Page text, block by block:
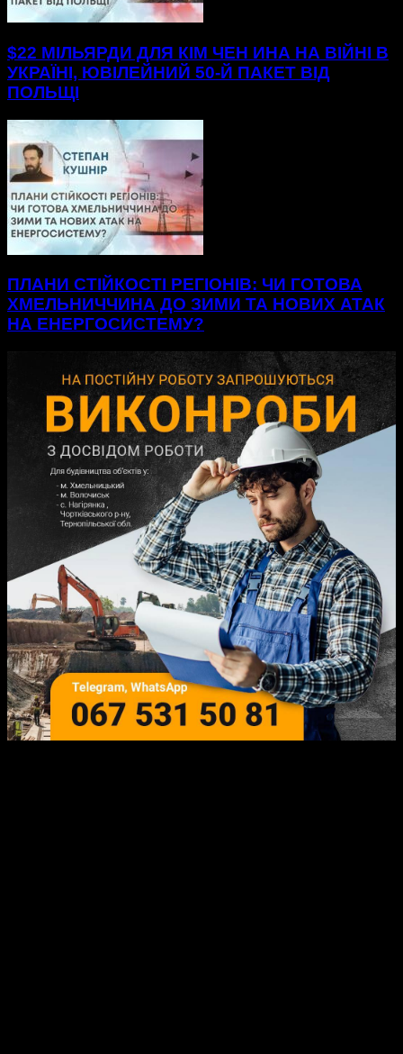
$22 МІЛЬЯРДИ ДЛЯ КІМ ЧЕН ИНА НА ВІЙНІ В
УКРАЇНІ, ЮВІЛЕЙНИЙ 50-Й ПАКЕТ ВІД
ПОЛЬЩІ
ПЛАНИ СТІЙКОСТІ РЕГІОНІВ: ЧИ ГОТОВА
ХМЕЛЬНИЧЧИНА ДО ЗИМИ ТА НОВИХ АТАК
НА ЕНЕРГОСИСТЕМУ?